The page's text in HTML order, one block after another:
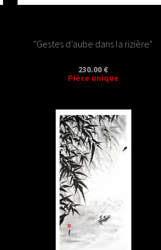
"Gestes d’aube dans la rizière"
230.00 €
Pièce unique